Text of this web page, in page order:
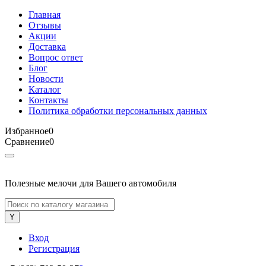
Главная
Отзывы
Акции
Доставка
Вопрос ответ
Блог
Новости
Каталог
Контакты
Политика обработки персональных данных
Избранное0
Сравнение0
Полезные мелочи для Вашего автомобиля
Вход
Регистрация